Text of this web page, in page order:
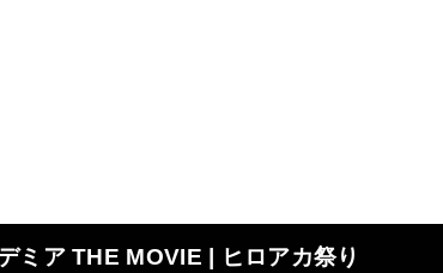
ミア THE MOVIE | ヒロアカ祭り